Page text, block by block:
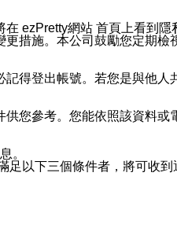
ezPretty網站 首頁上看到
措施。本公司鼓勵您定期
得登出帳號。若您是與他
您參考。您能依照該資料
。
以下三個條件者，將可收到